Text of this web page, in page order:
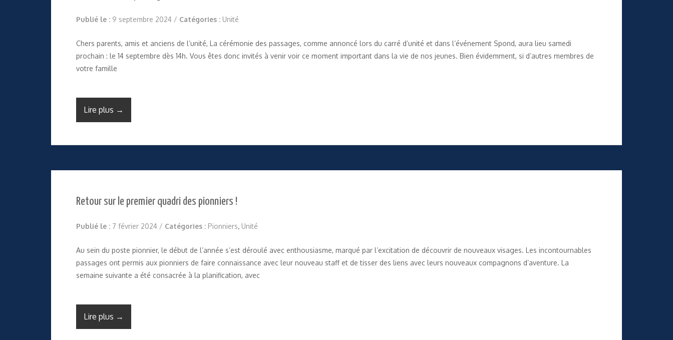
Publié le : 9 septembre 2024 / Catégories : Unité
Chers parents, amis et anciens de l’unité, La cérémonie des passages, comme annoncé lors du carré d’unité et dans l’événement Spond, aura lieu samedi
prochain : le 14 septembre dès 14h. Vous êtes donc invités à venir voir ce moment important dans la vie de nos jeunes. Bien évidemment, si d’autres membres de
votre famille
Lire plus →
Retour sur le premier quadri des pionniers !
Publié le : 7 février 2024 / Catégories : Pionniers, Unité
Au sein du poste pionnier, le début de l’année s’est déroulé avec enthousiasme, marqué par l’excitation de découvrir de nouveaux visages. Les incontournables
passages ont permis aux pionniers de faire connaissance avec leur nouveau staff et de tisser des liens avec leurs nouveaux compagnons d’aventure. La
semaine suivante a été consacrée à la planification, avec
Lire plus →